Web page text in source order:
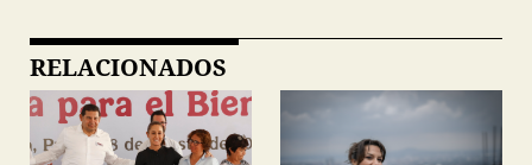
RELACIONADOS